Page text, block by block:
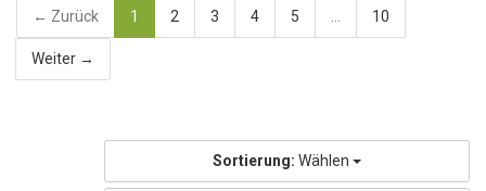
← Zurück 1 2 3 4 5 10
Weiter →
Sortierung: Wählen